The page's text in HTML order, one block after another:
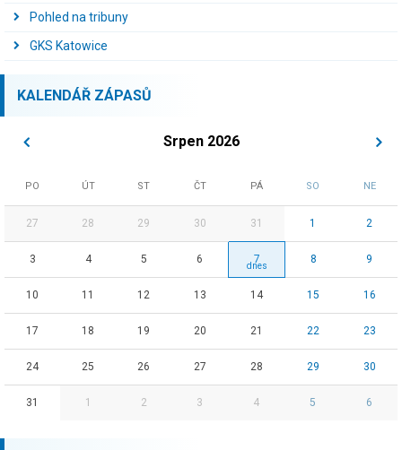
Pohled na tribuny
GKS Katowice
KALENDÁŘ ZÁPASŮ
Srpen 2026
PO ÚT ST ČT PÁ SO NE
27 28 29 30 31 1 2
3 4 5 6 7 8 9
10 11 12 13 14 15 16
17 18 19 20 21 22 23
24 25 26 27 28 29 30
31 1 2 3 4 5 6